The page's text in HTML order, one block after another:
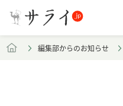
編集部からのお知らせ